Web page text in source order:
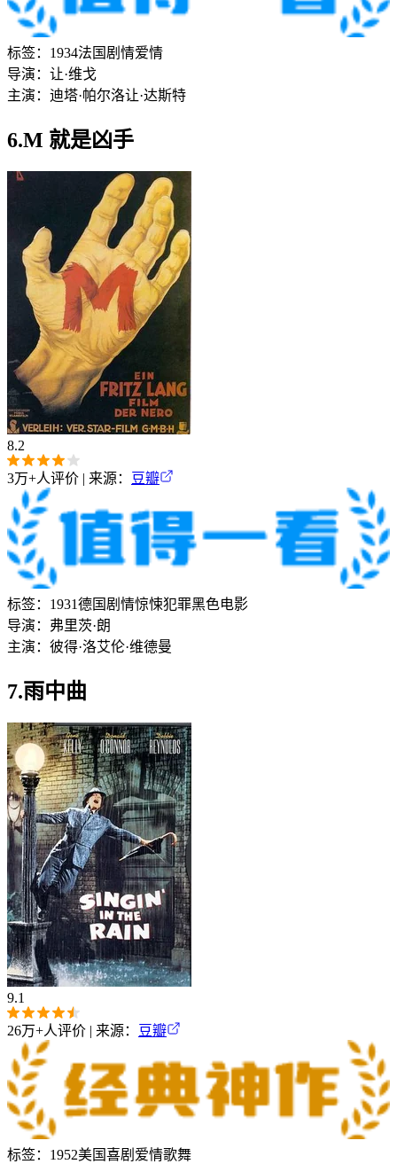
标签： 1934法国 剧情爱情
导演： 让·维戈
主演： 迪塔·帕尔洛让·达斯特
6.M 就是凶手
8.2
3万+人评价 | 来源： 豆瓣
标签： 1931德国 剧情惊悚犯罪黑色电影
导演： 弗里茨·朗
主演： 彼得·洛艾伦·维德曼
7.雨中曲
9.1
26万+人评价 | 来源： 豆瓣
标签： 1952美国喜剧 爱情歌舞